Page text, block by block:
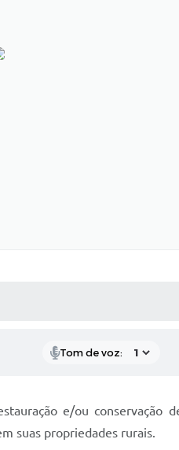
Tom de voz:
e/ou conservação
suas propriedades rurais.